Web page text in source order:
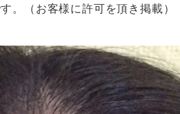
。（お客様に許可を頂き掲載）